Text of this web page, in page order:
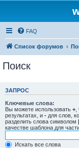
FAQ
Список форумов
Поиск
ЗАПРОС
Ключевые слова:
Вы можете использовать +
результатах, и - для слов,
разделить слова символом |
качестве шаблона для
Искать все слова